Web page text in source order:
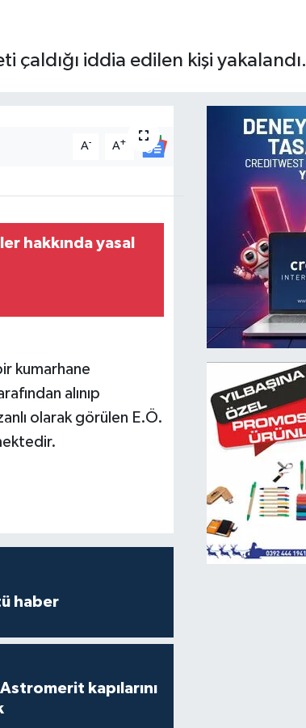
çaldığı iddia edilen kişi yakalandı.
A- A+
hakkında yasal
kumarhane
alınıp
olarak görülen E.Ö.
haber
kapılarını